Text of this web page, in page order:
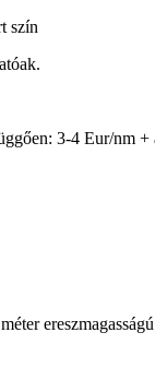
szín
3-4 Eur/nm +